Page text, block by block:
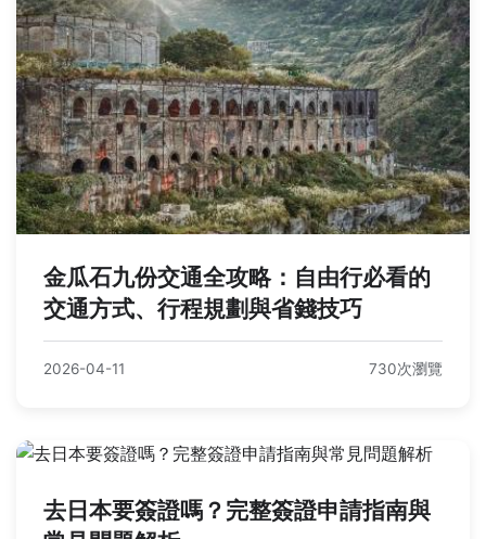
金瓜石九份交通全攻略：自由行必看的
交通方式、行程規劃與省錢技巧
2026-04-11 730次瀏覽
去日本要簽證嗎？完整簽證申請指南與